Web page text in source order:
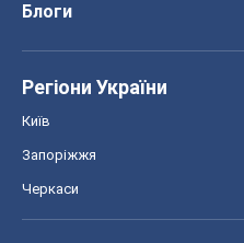
Блоги
Регіони України
Київ
Запоріжжя
Черкаси